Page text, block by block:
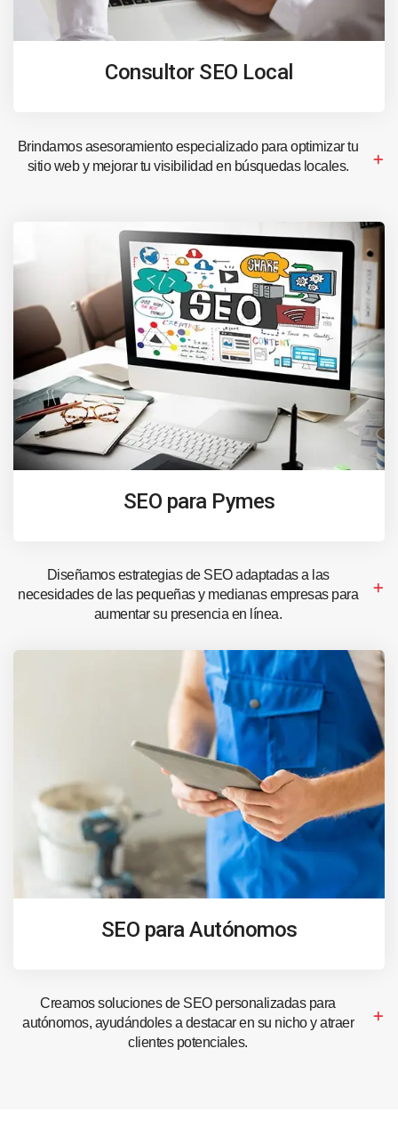
Consultor SEO Local
Brindamos asesoramiento especializado para optimizar tu
sitio web y mejorar tu visibilidad en búsquedas locales.
SEO para Pymes
Diseñamos estrategias de SEO adaptadas a las
necesidades de las pequeñas y medianas empresas para
aumentar su presencia en línea.
SEO para Autónomos
Creamos soluciones de SEO personalizadas para
autónomos, ayudándoles a destacar en su nicho y atraer
clientes potenciales.